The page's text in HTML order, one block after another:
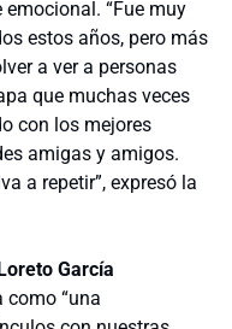
“Fue muy
estos años, pero más
a ver a personas
que muchas veces
con los mejores
amigas y amigos.
a repetir”, expresó la
García
como “una